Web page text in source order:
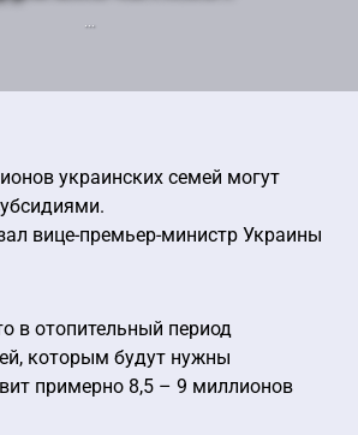
...
украинских семей могут
вице-премьер-министр Украины
в отопительный период
которым будут нужны
примерно 8,5 – 9 миллионов